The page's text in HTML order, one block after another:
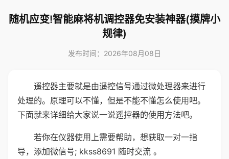
随机应变!智能麻将机调控器免安装神器(摸牌小
规律)
发布时间：2026年08月08日
遥控器主要就是由遥控信号通过微处理器来进行
处理的。原理可以不懂，但是不能不懂怎么使用吧。
下面就来详细给大家说一说遥控器的使用方法吧。
若你在仪器使用上需要帮助，想获取一对一指
导，添加微信号; kkss8691 随时交流 。